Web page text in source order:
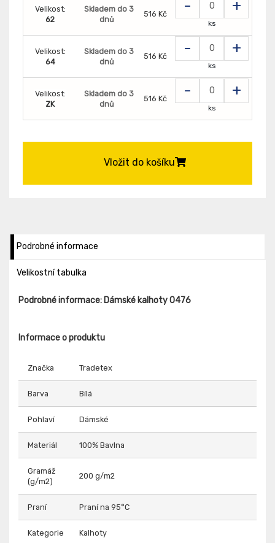
Velikost:
62
Skladem do 3
dnů
516 Kč - +
ks
Velikost:
64
Skladem do 3
dnů
516 Kč - +
ks
Velikost:
ZK
Skladem do 3
dnů
516 Kč - +
ks
Vložit do košíku
Podrobné informace
Velikostní tabulka
Podrobné informace: Dámské kalhoty 0476
Informace o produktu
Značka Tradetex
Barva Bílá
Pohlaví Dámské
Materiál 100% Bavlna
Gramáž
(g/m2)
200 g/m2
Praní Praní na 95°C
Kategorie Kalhoty